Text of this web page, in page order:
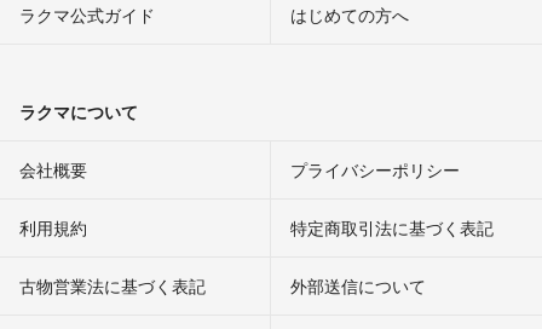
ラクマ公式ガイド はじめての方へ
ラクマについて
会社概要 プライバシーポリシー
利用規約 特定商取引法に基づく表記
古物営業法に基づく表記 外部送信について